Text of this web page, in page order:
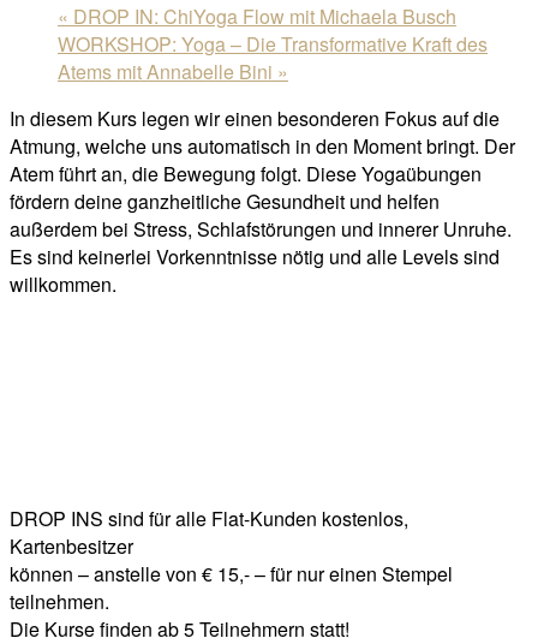
« DROP IN: ChiYoga Flow mit Michaela Busch
WORKSHOP: Yoga – Die Transformative Kraft des
Atems mit Annabelle Bini »
In diesem Kurs legen wir einen besonderen Fokus auf die
Atmung, welche uns automatisch in den Moment bringt. Der
Atem führt an, die Bewegung folgt. Diese Yogaübungen
fördern deine ganzheitliche Gesundheit und helfen
außerdem bei Stress, Schlafstörungen und innerer Unruhe.
Es sind keinerlei Vorkenntnisse nötig und alle Levels sind
willkommen.
DROP INS sind für alle Flat-Kunden kostenlos,
Kartenbesitzer
können – anstelle von € 15,- – für nur einen Stempel
teilnehmen.
Die Kurse finden ab 5 Teilnehmern statt!